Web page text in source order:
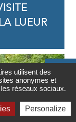
Contact

Newsletter
LUEUR
utilisent des
anonymes et
réseaux sociaux.
Personalize